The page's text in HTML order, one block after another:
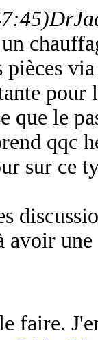
pièces
pour
que le
qqc
sur ce
avoir
faire.